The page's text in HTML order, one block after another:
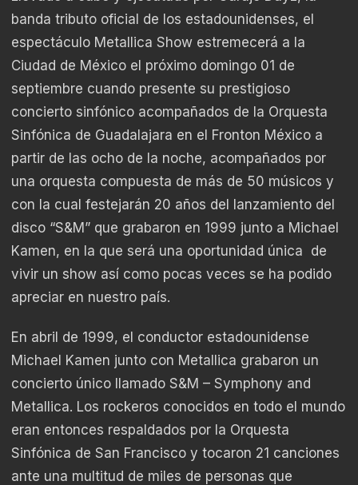
banda tributo oficial de los estadounidenses, el
espectáculo Metallica Show estremecerá a la
Ciudad de México el próximo domingo 01 de
septiembre cuando presente su prestigioso
concierto sinfónico acompañados de la Orquesta
Sinfónica de Guadalajara en el Fronton México a
partir de las ocho de la noche, acompañados por
una orquesta compuesta de más de 50 músicos y
con la cual festejarán 20 años del lanzamiento del
disco “S&M” que grabaron en 1999 junto a Michael
Kamen, en la que será una oportunidad única de
vivir un show así como pocas veces se ha podido
apreciar en nuestro país.
En abril de 1999, el conductor estadounidense
Michael Kamen junto con Metallica grabaron un
concierto único llamado S&M – Symphony and
Metallica. Los rockeros conocidos en todo el mundo
eran entonces respaldados por la Orquesta
Sinfónica de San Francisco y tocaron 21 canciones
ante una multitud de miles de personas que